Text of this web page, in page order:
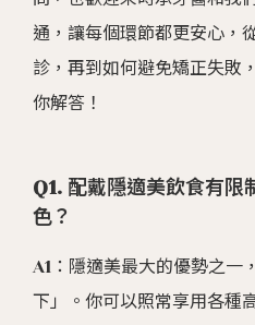
通，讓每個環節都更安心，
診，再到如何避免矯正失敗
你解答！
Q1. 配戴隱適美飲食有限
色？
A1：隱適美最大的優勢之一
下」。你可以照常享用各種